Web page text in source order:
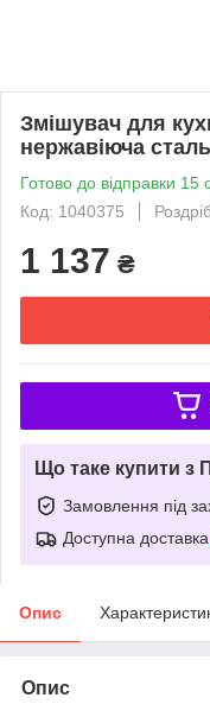
Змішувач для
нержавіюча сталь
Готово до відправки 15
Код: 1040375
1 137 ₴
Що таке купити з
Замовлення під
Доступна доставка
Опис
Опис